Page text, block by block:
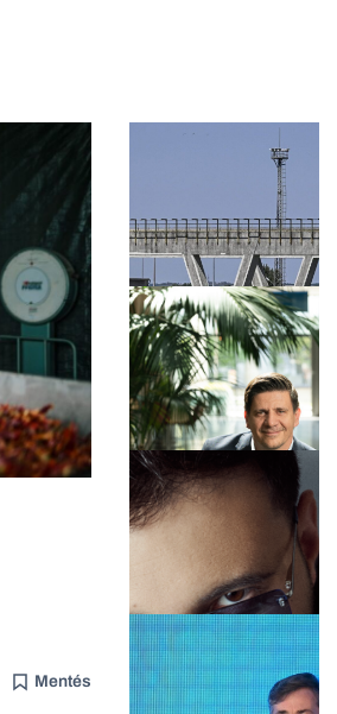
Mentés
TÁMOGATÓI
TARTALOM